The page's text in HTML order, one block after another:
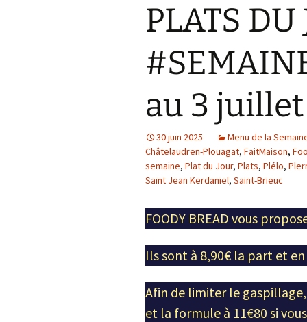
PLATS DU
au 3
30 juin 2025 Menu de la
Châtelaudren-Plouagat, FaitMaison,
semaine, Plat du Jour, Plats, Plélo,
Saint Jean Kerdaniel, Saint-Brieuc
FOODY BREAD vous
Ils sont à 8,90€ la part et
Afin de limiter le
et la formule à 11€80 si